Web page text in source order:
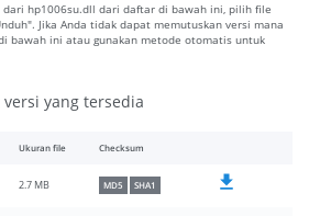
hp1006su.dll dari daftar di bawah ini, pilih file
Jika Anda tidak dapat memutuskan versi mana
bawah ini atau gunakan metode otomatis untuk
versi yang tersedia
Ukuran file Checksum
2.7 MB MD5 SHA1